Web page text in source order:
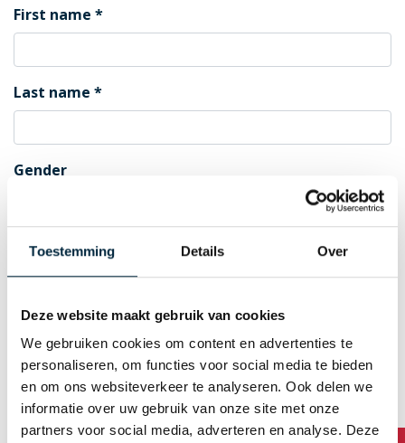
Toestemming Details Over
Deze website maakt gebruik van cookies
We gebruiken cookies om content en advertenties te
personaliseren, om functies voor social media te bieden
en om ons websiteverkeer te analyseren. Ook delen we
informatie over uw gebruik van onze site met onze
partners voor social media, adverteren en analyse. Deze
First name
Last name
Gender
E-mail (Username)
Generate password automatically
Business address